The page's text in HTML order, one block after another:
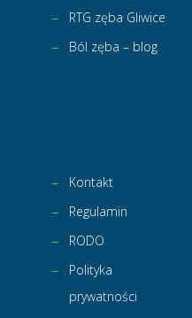
RTG zęba Gliwice
Ból zęba – blog
Kontakt
Regulamin
RODO
Polityka
prywatności